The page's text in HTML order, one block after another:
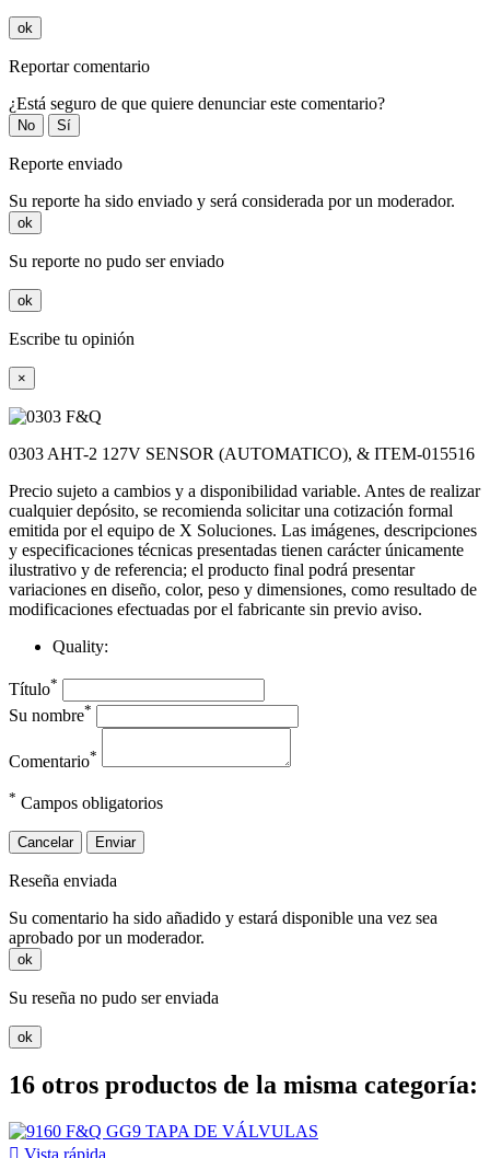
ok
Reportar comentario
¿Está seguro de que quiere denunciar este comentario?
No Sí
Reporte enviado
Su reporte ha sido enviado y será considerada por un moderador.
ok
Su reporte no pudo ser enviado
ok
Escribe tu opinión
×
0303 AHT-2 127V SENSOR (AUTOMATICO), & ITEM-015516
Precio sujeto a cambios y a disponibilidad variable. Antes de realizar
cualquier depósito, se recomienda solicitar una cotización formal
emitida por el equipo de X Soluciones. Las imágenes, descripciones
y especificaciones técnicas presentadas tienen carácter únicamente
ilustrativo y de referencia; el producto final podrá presentar
variaciones en diseño, color, peso y dimensiones, como resultado de
modificaciones efectuadas por el fabricante sin previo aviso.
Quality:
Título*
Su nombre*
Comentario*
* Campos obligatorios
Cancelar Enviar
Reseña enviada
Su comentario ha sido añadido y estará disponible una vez sea
aprobado por un moderador.
ok
Su reseña no pudo ser enviada
ok
16 otros productos de la misma categoría: